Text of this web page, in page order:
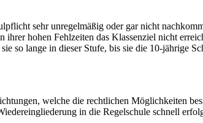
sehr unregelmäßig oder gar nicht
hohen Fehlzeiten das Klassenziel nicht
so lange in dieser Stufe, bis sie die 10-jährige
welche die rechtlichen Möglichkeiten
in die Regelschule schnell